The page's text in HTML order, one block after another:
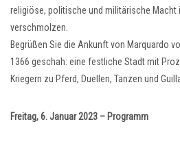
religiöse, politische und militärische Macht
verschmolzen.
Begrüßen Sie die Ankunft von Marquardo
1366 geschah: eine festliche Stadt mit
Kriegern zu Pferd, Duellen, Tänzen und
Freitag, 6. Januar 2023 – Programm